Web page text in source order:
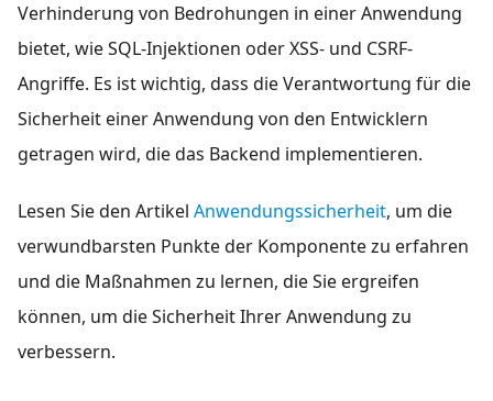
Verhinderung von Bedrohungen in einer Anwendung
bietet, wie SQL-Injektionen oder XSS- und CSRF-
Angriffe. Es ist wichtig, dass die Verantwortung für die
Sicherheit einer Anwendung von den Entwicklern
getragen wird, die das Backend implementieren.
Lesen Sie den Artikel Anwendungssicherheit, um die
verwundbarsten Punkte der Komponente zu erfahren
und die Maßnahmen zu lernen, die Sie ergreifen
können, um die Sicherheit Ihrer Anwendung zu
verbessern.